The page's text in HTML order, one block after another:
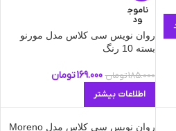
ناموج
ود
روان نویس سی کلاس مدل مورنو
بسته 10 رنگ
185.000تومان 169.000تومان
اطلاعات بیشتر
روان نویس سی کلاس مدل Moreno